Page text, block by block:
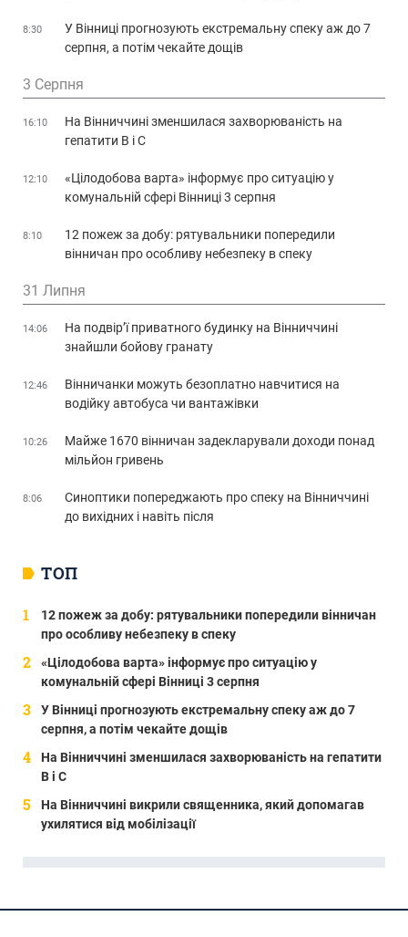
ТОП
12 пожеж за добу: рятувальники попередили вінничан
про особливу небезпеку в спеку
«Цілодобова варта» інформує про ситуацію у
комунальній сфері Вінниці 3 серпня
У Вінниці прогнозують екстремальну спеку аж до 7
серпня, а потім чекайте дощів
На Вінниччині зменшилася захворюваність на гепатити
В і С
На Вінниччині викрили священника, який допомагав
ухилятися від мобілізації
8:30
У Вінниці прогнозують екстремальну спеку аж до 7
серпня, а потім чекайте дощів
3 Серпня
16:10
На Вінниччині зменшилася захворюваність на
гепатити В і С
12:10
«Цілодобова варта» інформує про ситуацію у
комунальній сфері Вінниці 3 серпня
8:10
12 пожеж за добу: рятувальники попередили
вінничан про особливу небезпеку в спеку
31 Липня
14:06
На подвір’ї приватного будинку на Вінниччині
знайшли бойову гранату
12:46
Вінничанки можуть безоплатно навчитися на
водійку автобуса чи вантажівки
10:26
Майже 1670 вінничан задекларували доходи понад
мільйон гривень
8:06
Синоптики попереджають про спеку на Вінниччині
до вихідних і навіть після